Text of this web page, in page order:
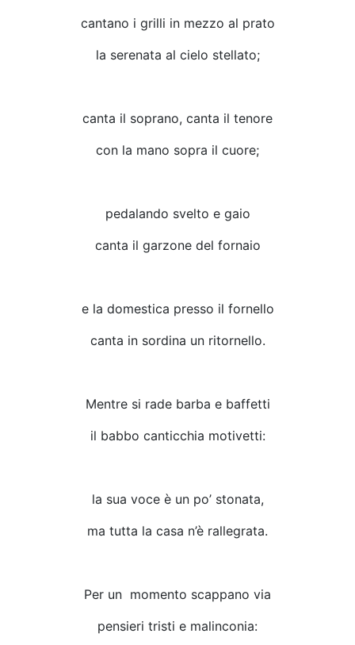
cantano i grilli in mezzo al prato
la serenata al cielo stellato;
canta il soprano, canta il tenore
con la mano sopra il cuore;
pedalando svelto e gaio
canta il garzone del fornaio
e la domestica presso il fornello
canta in sordina un ritornello.
Mentre si rade barba e baffetti
il babbo canticchia motivetti:
la sua voce è un po’ stonata,
ma tutta la casa n’è rallegrata.
Per un momento scappano via
pensieri tristi e malinconia: